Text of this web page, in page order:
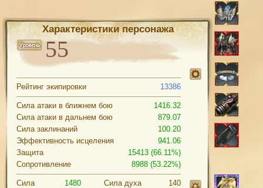
Характеристики персонажа
Рейтинг экипировки 13386
Сила атаки в ближнем бою
1416.32
Сила атаки в дальнем бою
879.07
Сила заклинаний
100.20
Эффективность исцеления
941.06
Защита
15413 (66.11%)
Сопротивление
8988 (53.22%)
Сила
1480
Cила духа
140